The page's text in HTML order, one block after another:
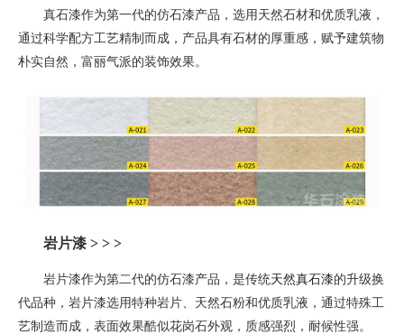
真石漆作为第一代的仿石漆产品，选用天然石材和优质乳液，
通过科学配方工艺精制而成，产品具有石材的厚重感，赋予建筑物
朴实自然，富丽气派的装饰效果。
岩片漆 > > >
岩片漆作为第二代的仿石漆产品，是传统天然真石漆的升级换
代品种 ， 岩片漆选用特种岩片、天然石粉和优质乳液，通过特殊工
艺制造而成，表面效果酷似花岗石外观，质感强烈，耐候性强。